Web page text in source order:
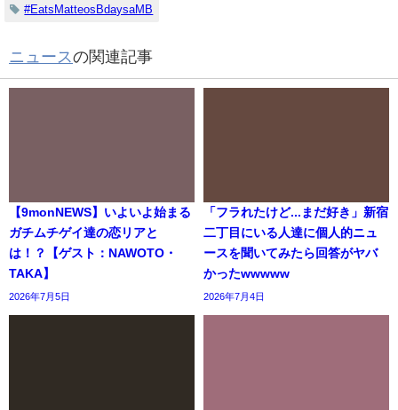
#EatsMatteosBdaysaMB
ニュースの関連記事
【9monNEWS】いよいよ始まる
ガチムチゲイ達の恋リアと
は！？【ゲスト：NAWOTO・
TAKA】
2026年7月5日
「フラれたけど...まだ好き」新宿
二丁目にいる人達に個人的ニュ
ースを聞いてみたら回答がヤバ
かったwwwww
2026年7月4日